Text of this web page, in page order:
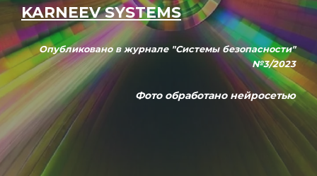
KARNEEV SYSTEMS
Опубликовано в журнале "Системы безопасности"
№3/2023
Фото обработано нейросетью